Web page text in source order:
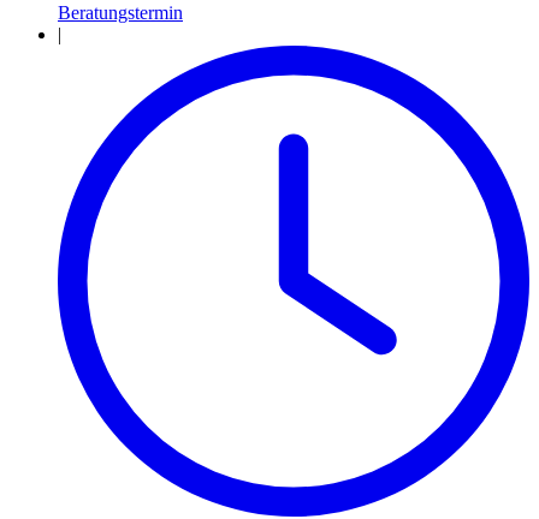
Beratungstermin
|